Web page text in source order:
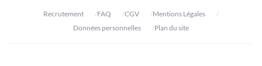
Recrutement FAQ CGV
Mentions Légales
Données personnelles
Plan du site